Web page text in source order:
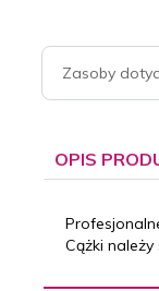
Zasoby
OPIS
Cążki